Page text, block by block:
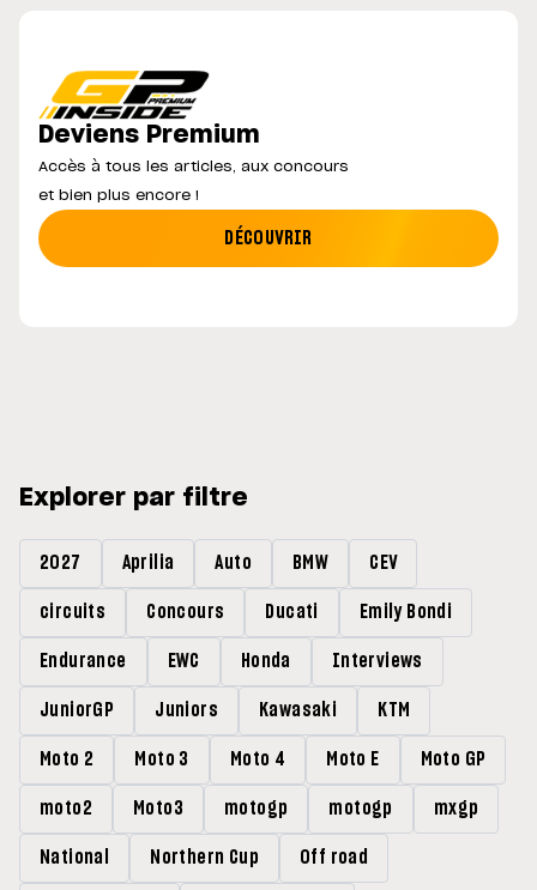
Deviens Premium
Accès à tous les articles, aux concours
et bien plus encore !
DÉCOUVRIR
Explorer par filtre
2027 Aprilia Auto BMW CEV
circuits Concours Ducati Emily Bondi
Endurance EWC Honda Interviews
JuniorGP Juniors Kawasaki KTM
Moto 2 Moto 3 Moto 4 Moto E Moto GP
moto2 Moto3 motogp motogp mxgp
National Northern Cup Off road